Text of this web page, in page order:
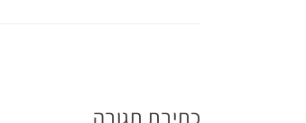
כתיבת תגובה